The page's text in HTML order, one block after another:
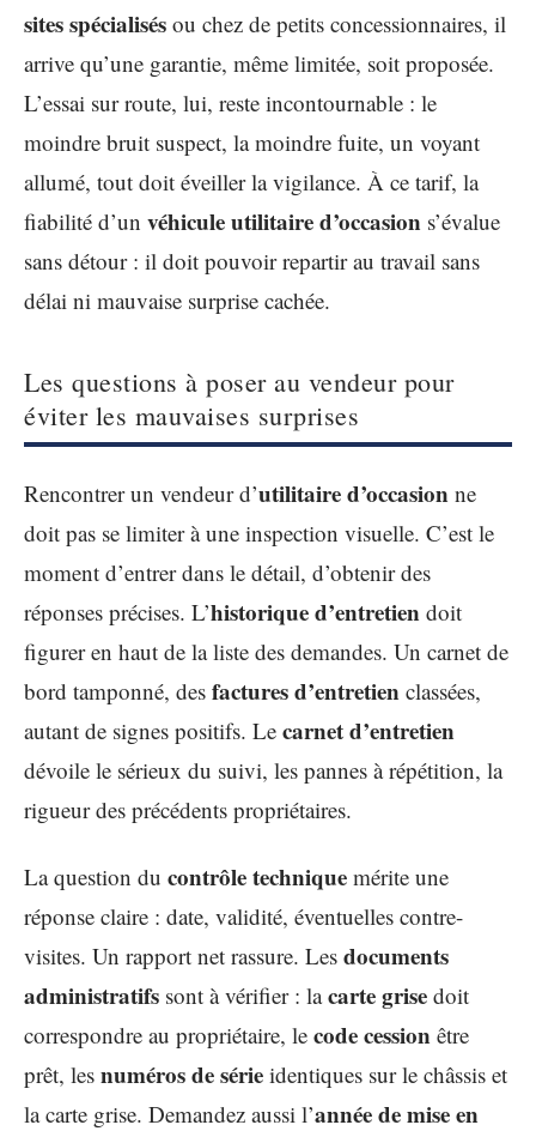
sites spécialisés ou chez de petits concessionnaires, il
arrive qu’une garantie, même limitée, soit proposée.
L’essai sur route, lui, reste incontournable : le
moindre bruit suspect, la moindre fuite, un voyant
allumé, tout doit éveiller la vigilance. À ce tarif, la
fiabilité d’un véhicule utilitaire d’occasion s’évalue
sans détour : il doit pouvoir repartir au travail sans
délai ni mauvaise surprise cachée.
Les questions à poser au vendeur pour
éviter les mauvaises surprises
Rencontrer un vendeur d’utilitaire d’occasion ne
doit pas se limiter à une inspection visuelle. C’est le
moment d’entrer dans le détail, d’obtenir des
réponses précises. L’historique d’entretien doit
figurer en haut de la liste des demandes. Un carnet de
bord tamponné, des factures d’entretien classées,
autant de signes positifs. Le carnet d’entretien
dévoile le sérieux du suivi, les pannes à répétition, la
rigueur des précédents propriétaires.
La question du contrôle technique mérite une
réponse claire : date, validité, éventuelles contre-
visites. Un rapport net rassure. Les documents
administratifs sont à vérifier : lacarte grise doit
correspondre au propriétaire, le code cession être
prêt, les numéros de série identiques sur le châssis et
la carte grise. Demandez aussi l’année de mise en